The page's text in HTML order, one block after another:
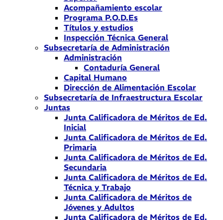
Acompañamiento escolar
Programa P.O.D.Es
Títulos y estudios
Inspección Técnica General
Subsecretaría de Administración
Administración
Contaduría General
Capital Humano
Dirección de Alimentación Escolar
Subsecretaría de Infraestructura Escolar
Juntas
Junta Calificadora de Méritos de Ed.
Inicial
Junta Calificadora de Méritos de Ed.
Primaria
Junta Calificadora de Méritos de Ed.
Secundaria
Junta Calificadora de Méritos de Ed.
Técnica y Trabajo
Junta Calificadora de Méritos de
Jóvenes y Adultos
Junta Calificadora de Méritos de Ed.